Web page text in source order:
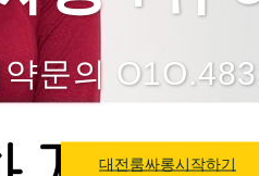
문의
대전룸싸롱시작하기